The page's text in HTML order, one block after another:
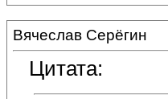
Вячеслав Серёгин
Цитата: